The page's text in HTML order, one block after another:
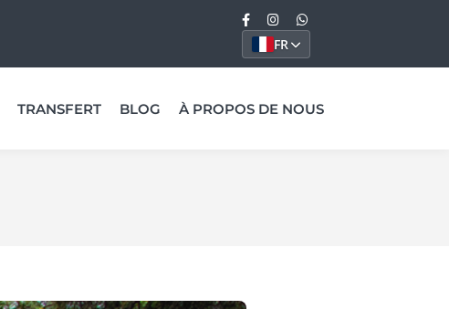
FR
TRANSFERT BLOG À PROPOS DE NOUS